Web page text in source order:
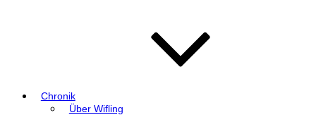
Chronik
Über Wifling